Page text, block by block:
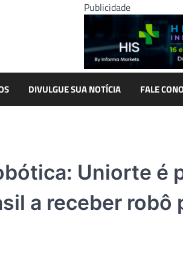
Publicidade
DIVULGUE SUA NOTÍCIA FALE
Uniorte é
a receber robô